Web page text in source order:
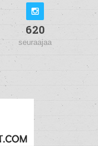
620
seuraajaa